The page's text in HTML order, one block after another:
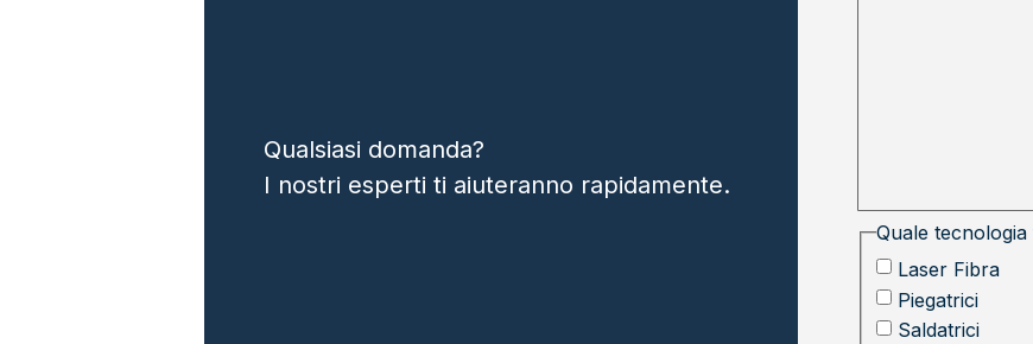
Qualsiasi domanda?
I nostri esperti ti aiuteranno rapidamente.
Quale tecnologia
Laser Fibra
Piegatrici
Saldatrici